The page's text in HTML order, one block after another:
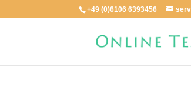
+49 (0)6106 6393456